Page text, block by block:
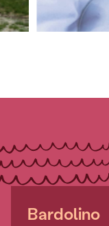
Bardolino